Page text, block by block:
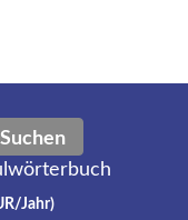
Suchen
Jahr)